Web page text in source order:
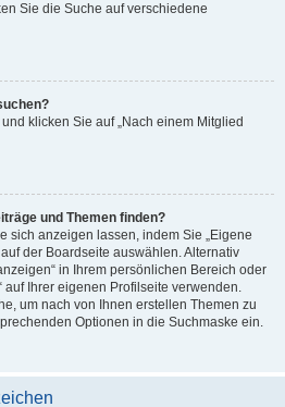
Sie die Suche auf verschiedene
klicken Sie auf „Nach einem Mitglied
und Themen finden?
sich anzeigen lassen, indem Sie „Eigene
der Boardseite auswählen. Alternativ
in Ihrem persönlichen Bereich oder
auf Ihrer eigenen Profilseite verwenden.
um nach von Ihnen erstellen Themen zu
Optionen in die Suchmaske ein.